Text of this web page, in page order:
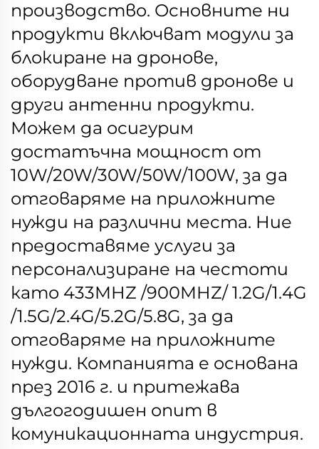
производство. Основните ни
продукти включват модули за
блокиране на дронове,
оборудване против дронове и
други антенни продукти.
Можем да осигурим
достатъчна мощност от
10W/20W/30W/50W/100W, за да
отговаряме на приложните
нужди на различни места. Ние
предоставяме услуги за
персонализиране на честоти
като 433MHZ /900MHZ/ 1.2G/1.4G
/1.5G/2.4G/5.2G/5.8G, за да
отговаряме на приложните
нужди. Компанията е основана
през 2016 г. и притежава
дългогодишен опит в
комуникационната индустрия.